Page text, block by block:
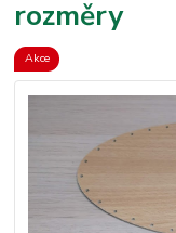
rozměry
Akce